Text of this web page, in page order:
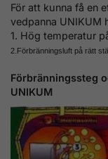
För att kunna få en
vedpanna UNIKUM
1. Hög temperatur
2.Förbränningsluft på rätt
Förbränningssteg
UNIKUM